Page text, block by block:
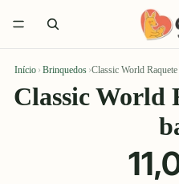
Início › Brinquedos ›Classic World
Classic World